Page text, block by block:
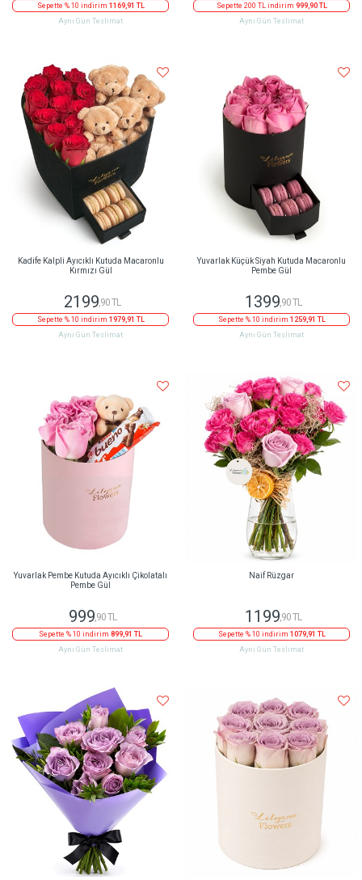
Sepette % 10 indirim 1169,91 TL
Aynı Gün Teslimat
Sepette 200 TL indirim 999,90 TL
Aynı Gün Teslimat
Kadife Kalpli Ayıcıklı Kutuda Macaronlu
Kırmızı Gül
2199,90 TL
Sepette % 10 indirim 1979,91 TL
Aynı Gün Teslimat
Yuvarlak Küçük Siyah Kutuda Macaronlu
Pembe Gül
1399,90 TL
Sepette % 10 indirim 1259,91 TL
Aynı Gün Teslimat
Yuvarlak Pembe Kutuda Ayıcıklı Çikolatalı
Pembe Gül
999,90 TL
Sepette % 10 indirim 899,91 TL
Aynı Gün Teslimat
Naif Rüzgar
1199,90 TL
Sepette % 10 indirim 1079,91 TL
Aynı Gün Teslimat